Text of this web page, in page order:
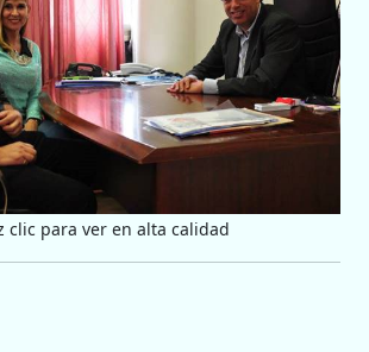
clic para ver en alta calidad